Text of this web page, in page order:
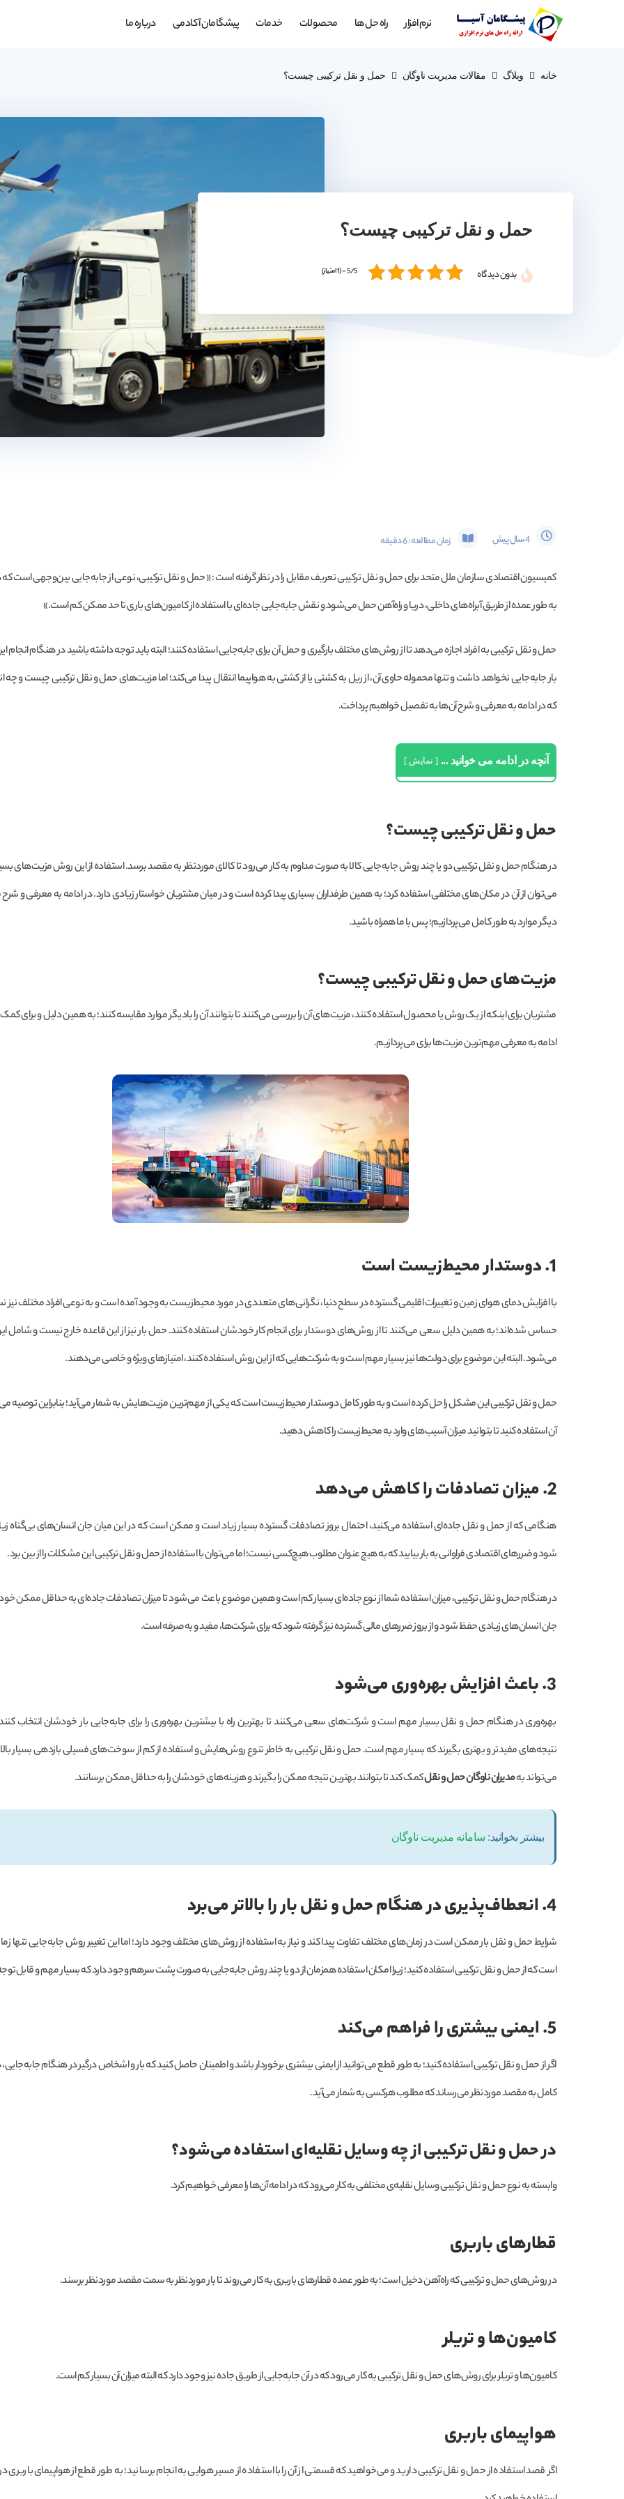
نرم افزار راه حل ها محصولات خدمات پیشگامان آکادمی درباره ما
خانه وبلاگ مقالات مدیریت ناوگان حمل و نقل ترکیبی چیست؟
حمل و نقل ترکیبی چیست؟
بدون دیدگاه 5/5 - (1 امتیاز)
4 سال پیش زمان مطالعه :6دقیقه
کمیسیون اقتصادی سازمان ملل متحد برای حمل و نقل ترکیبی تعریف مقابل را در نظر گرفنه است : « حمل و نقل ترکیبی، نوعی از جابه‌جایی بین‌وجهی است که
به طور عمده از طریق آبراه‌های داخلی، دریا و راه‌آهن حمل می‌شود و نقش جابه‌جایی جاده‌ای با استفاده از کامیون‌های باری تا حد ممکن کم است.»
حمل و نقل ترکیبی به افراد اجازه می‌دهد تا از روش‌های مختلف بارگیری و حمل آن برای جابه‌جایی استفاده کنند؛ البته باید توجه داشته باشید در هنگام انجام
بار جابه‌جایی نخواهد داشت و تنها محموله حاوی آن، از ریل به کشتی یا از کشتی به هواپیما انتقال پیدا می‌کند؛ اما مزیت‌های حمل و نقل ترکیبی چیست و چه
که در ادامه به معرفی و شرح آن‌ها به تفصیل خواهیم پرداخت.
آنچه در ادامه می خوانید ... نمایش
حمل و نقل ترکیبی چیست؟
در هنگام حمل و نقل ترکیبی دو یا چند روش جابه‌جایی کالا به صورت مداوم به کار می‌رود تا کالای موردنظر به مقصد برسد. استفاده از این روش مزیت‌های
می‌توان از آن در مکان‌های مختلفی استفاده کرد؛ به همین طرفداران بسیاری پیدا کرده است و در میان مشتریان خواستار زیادی دارد. در ادامه به معرفی و
دیگر موارد به طور کامل می‌پردازیم؛ پس با ما همراه باشید.
مزیت‌های حمل و نقل ترکیبی چیست؟
مشتریان برای اینکه از یک روش یا محصول استفاده کنند، مزیت‌های آن را بررسی می‌کنند تا بتوانند آن را بادیگر موارد مقایسه کنند؛ به همین دلیل و برای
ادامه به معرفی مهم‌ترین مزیت‌ها برای می‌پردازیم.
1. دوستدار محیط‌زیست است
با افزایش دمای هوای زمین و تغییرات اقلیمی گسترده در سطح دنیا، نگرانی‌های متعددی در مورد محیط‌زیست به وجود آمده است و به نوعی افراد مختلف نیز
حساس شده‌اند؛ به همین دلیل سعی می‌کنند تا از روش‌های دوستدار برای انجام کار خودشان استفاده کنند. حمل بار نیز از این قاعده خارج نیست و شامل
می‌شود. البته این موضوع برای دولت‌ها نیز بسیار مهم است و به شرکت‌هایی که از این روش استفاده کنند، امتیازهای ویژه و خاصی می‌دهند.
حمل و نقل ترکیبی این مشکل را حل کرده است و به طور کامل دوستدار محیط‌زیست است که یکی از مهم‌ترین مزیت‌هایش به شمار می‌آید؛ بنابراین توصیه
آن استفاده کنید تا بتوانید میزان آسیب‌های وارد به محیط‌زیست را کاهش دهید.
2. میزان تصادفات را کاهش می‌دهد
هنگامی که از حمل و نقل جاده‌ای استفاده می‌کنید، احتمال بروز تصادفات گسترده بسیار زیاد است و ممکن است که در این میان جان انسان‌های بی‌گناه
شود و ضررهای اقتصادی فراوانی به بار بیایید که به هیچ عنوان مطلوب هیچ‌کسی نیست؛ اما می‌توان با استفاده از حمل و نقل ترکیبی این مشکلات را از بین برد.
در هنگام حمل و نقل ترکیبی، میزان استفاده شما از نوع جاده‌ای بسیار کم است و همین موضوع باعث می‌شود تا میزان تصادفات جاده‌ای به حداقل ممکن
جان انسان‌های زیادی حفظ شود و از بروز ضررهای مالی گسترده نیز گرفته شود که برای شرکت‌ها، مفید و به صرفه است.
3. باعث افزایش بهره‌وری می‌شود
بهره‌وری در هنگام حمل و نقل بسیار مهم است و شرکت‌های سعی می‌کنند تا بهترین راه با بیشترین بهره‌وری را برای جابه‌جایی بار خودشان انتخاب کنند
نتیجه‌های مفیدتر و بهتری بگیرند که بسیار مهم است. حمل و نقل ترکیبی به خاطر تنوع روش‌هایش و استفاده از کم از سوخت‌های فسیلی بازدهی بسیار
می‌تواند بهمدیران ناوگان حمل و نقلکمک کند تا بتوانند بهترین نتیجه ممکن را بگیرند و هزینه‌های خودشان را به حداقل ممکن برسانند.
بیشتر بخوانید: سامانه مدیریت ناوگان
4. انعطاف‌پذیری در هنگام حمل و نقل بار را بالاتر می‌برد
شرایط حمل و نقل بار ممکن است در زمان‌های مختلف تفاوت پیدا کند و نیاز به استفاده از روش‌های مختلف وجود دارد؛ اما این تغییر روش جابه‌جایی تنها
است که از حمل و نقل ترکیبی استفاده کنید؛ زیرا امکان استفاده همزمان از دو یا چند روش جابه‌جایی به صورت پشت سرهم وجود دارد که بسیار مهم و
5. ایمنی بیشتری را فراهم ‌می‌کند
اگر از حمل و نقل ترکیبی استفاده کنید؛ به طور قطع می‌توانید از ایمنی بیشتری برخوردار باشد و اطمینان حاصل کنید که بار و اشخاص درگیر در هنگام
کامل به مقصد موردنظر می‌رساند که مطلوب هرکسی به شمار می‌آید.
در حمل و نقل ترکیبی از چه وسایل نقلیه‌ای استفاده می‌شود؟
وابسته به نوع حمل و نقل ترکیبی وسایل نقلیه‌ی مختلفی به کار می‌رود که در ادامه آن‌ها را معرفی خواهیم کرد.
قطارهای باربری
در روش‌های حمل و ترکیبی که راه‌آهن دخیل است؛ به طور عمده قطارهای باربری به کار می‌روند تا بار موردنظر به سمت مقصد موردنظر برسند.
کامیون‌ها و تریلر
کامیون‌ها و تریلر برای روش‌های حمل و نقل ترکیبی به کار می‌رود که در آن جابه‌جایی از طریق جاده نیز وجود دارد که البته میزان آن بسیار کم است.
هواپیمای باربری
اگر قصد استفاده از حمل و نقل ترکیبی دارید و می‌خواهید که قسمتی از آن را با استفاده از مسیر هوایی به انجام برسانید؛ به طور قطع از هواپیمای باربری